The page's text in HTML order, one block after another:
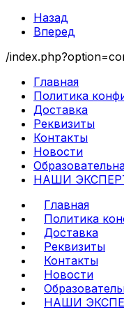
Назад
Вперед
/
Главная
Политика
Доставка
Реквизиты
Контакты
Новости
НАШИ
Главная
Политика
Доставка
Реквизиты
Контакты
Новости
НАШИ